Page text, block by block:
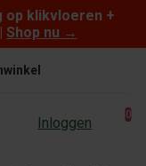
op klikvloeren +
Shop nu →
€95
Inloggen 0